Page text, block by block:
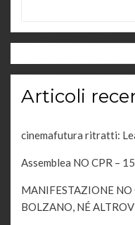
Articoli
cinemafutura ritratti:
Assemblea NO CPR –
MANIFESTAZIONE NO
BOLZANO, NÉ